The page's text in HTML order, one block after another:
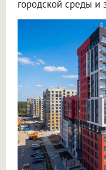
городской среды и